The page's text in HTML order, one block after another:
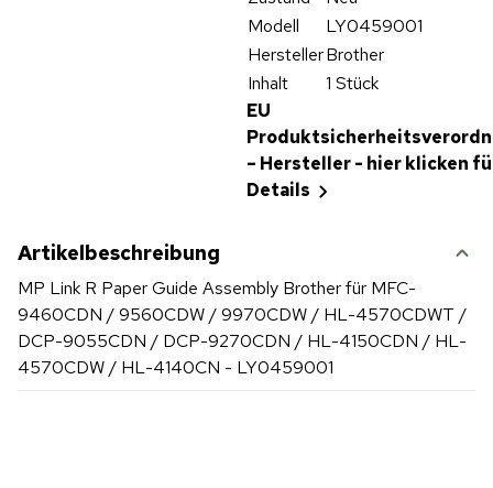
Modell
LY0459001
HerstellerBrother
Inhalt
1 Stück
EU
– Hersteller - hier klicken
Details
Artikelbeschreibung
MP Link R Paper Guide Assembly Brother für MFC-
9460CDN / 9560CDW / 9970CDW / HL-4570CDWT /
DCP-9055CDN / DCP-9270CDN / HL-4150CDN / HL-
4570CDW / HL-4140CN - LY0459001